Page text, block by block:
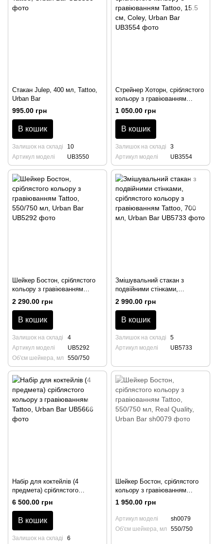
Стакан Julep, 400 мл, Tattoo,
Urban Bar
995.00 грн
В кошик
Залишок на складі
10
Артикул моделі
UB3550
Стрейнер Хоторн, сріблястого
кольору з гравіюванням
Tattoo, 15.5 см, Coley, Urban
1 050.00 грн
В кошик
Залишок на складі
3
Артикул моделі
UB3554
Шейкер Бостон, сріблястого
кольору з гравіюванням
Tattoo, 550/750 мл, Urban Bar
2 290.00 грн
В кошик
Залишок на складі
4
Артикул моделі
UB5292
Об'єм шейкера, мл
550/750
Змішувальний стакан з
подвійними стінками,
сріблястого кольору з
гравіюванням Tattoo, 700 мл,
Urban Bar
2 990.00 грн
В кошик
Залишок на складі
5
Артикул моделі
UB5733
Набір для коктейлів (4
предмета) сріблястого
кольору з гравіюванням
Tattoo, Urban Bar
6 500.00 грн
В кошик
Залишок на складі
6
Шейкер Бостон, сріблястого
кольору з гравіюванням
Tattoo, 550/750 мл, Real
Quality, Urban Bar
1 950.00 грн
Артикул моделі
sh0079
Об'єм шейкера, мл
550/750